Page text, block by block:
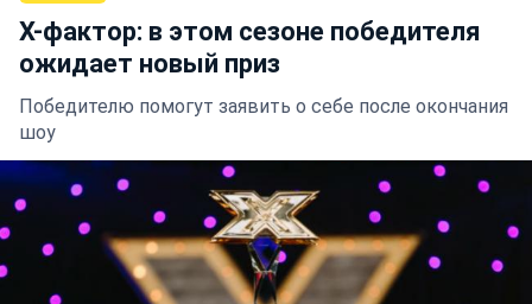
Х-фактор: в этом сезоне победителя
ожидает новый приз
Победителю помогут заявить о себе после окончания
шоу